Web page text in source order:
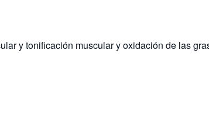
y tonificación muscular y oxidación de las